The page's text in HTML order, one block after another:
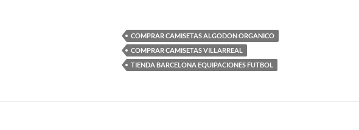
COMPRAR CAMISETAS ALGODON ORGANICO
COMPRAR CAMISETAS VILLARREAL
TIENDA BARCELONA EQUIPACIONES FUTBOL